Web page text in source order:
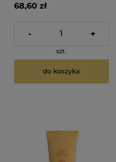
68,60 zł
- +
szt.
do koszyka